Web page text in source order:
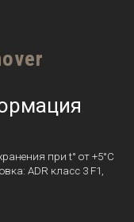
при t° от +5°C
ADR класс 3 F1,